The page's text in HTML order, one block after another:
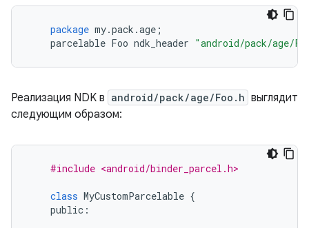
package my.pack .age ;
parcelable Foo ndk_header "android/pack/age/
Реализация NDK в android/pack/age/Foo.h выглядит
следующим образом:
#include <android/binder_parcel.h>
class MyCustomParcelable {
public :